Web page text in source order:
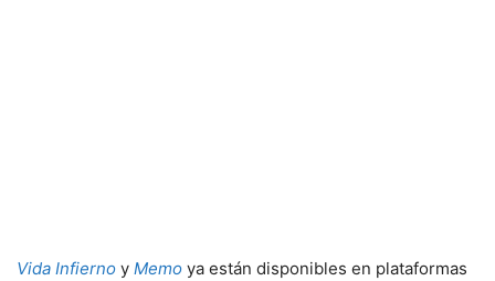
Vida Infierno y Memo ya están disponibles en plataformas